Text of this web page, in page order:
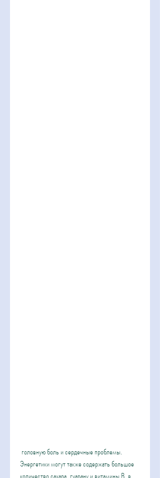
Энергетики могут также содержать большое